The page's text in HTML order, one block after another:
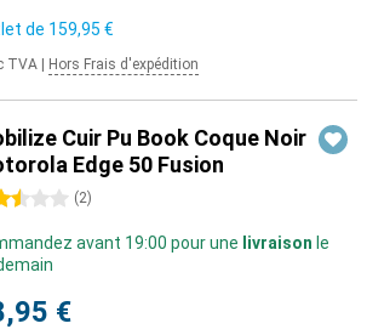
de 159,95 €
TVA Hors Frais d'expédition
Cuir Pu Book Coque Noir
Edge 50 Fusion
(2)
avant 19:00 pour une livraison le
€